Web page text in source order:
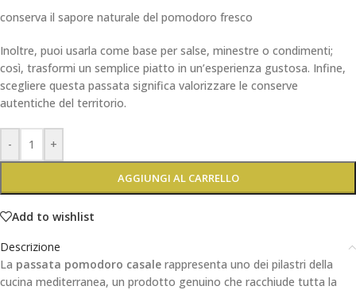
conserva il sapore naturale del pomodoro fresco
Inoltre, puoi usarla come base per salse, minestre o condimenti;
così, trasformi un semplice piatto in un’esperienza gustosa. Infine,
scegliere questa passata significa valorizzare le conserve
autentiche del territorio.
- +
AGGIUNGI AL CARRELLO
Add to wishlist
Descrizione
La passata pomodoro casale rappresenta uno dei pilastri della
cucina mediterranea, un prodotto genuino che racchiude tutta la